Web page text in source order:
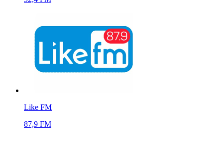
Like FM
87,9 FM